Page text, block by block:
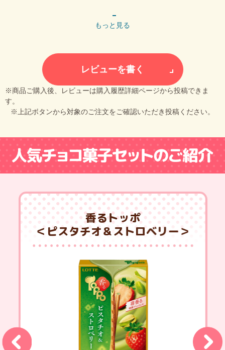
もっと見る
レビューを書く
※商品ご購入後、レビューは購入履歴詳細ページから投稿できま
す。
※上記ボタンから対象のご注文をご確認いただき投稿ください。
香るトッポ
＜ピスタチオ＆ストロベリー＞